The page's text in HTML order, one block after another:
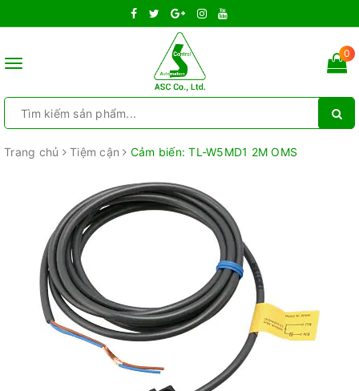
Toggle
0
Trang chủ Tiệm cận Cảm biến: TL-W5MD1 2M OMS